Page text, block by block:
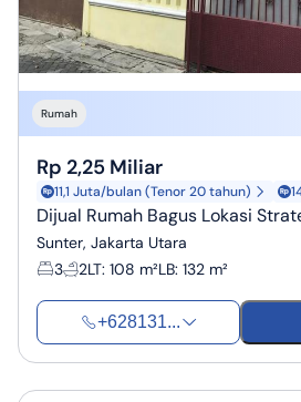
Rumah
Rp 2,25 Miliar
11,1 Juta/bulan (Tenor 20 tahun)
Dijual Rumah Bagus Lokasi
Sunter, Jakarta Utara
3
2LT: 108 m²LB: 132 m²
+628131...